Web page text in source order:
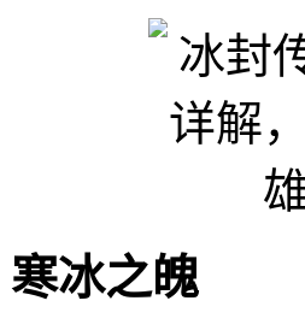
冰之魄